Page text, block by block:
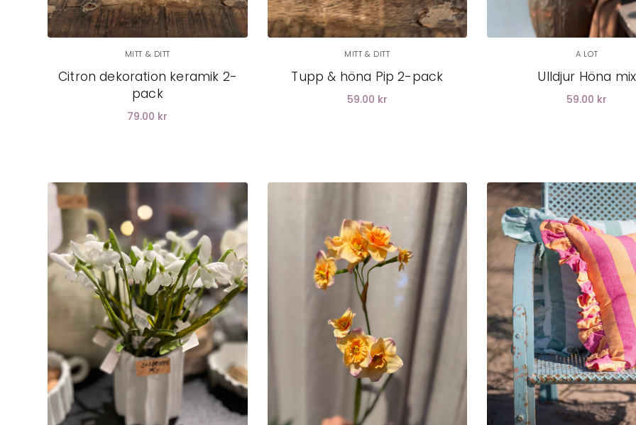
MITT & DITT
Citron dekoration keramik 2-
pack
79.00 kr
MITT & DITT
Tupp & höna Pip 2-pack
59.00 kr
A LOT
Ulldjur Höna mix
59.00 kr
LÄGG I
VARUKORG